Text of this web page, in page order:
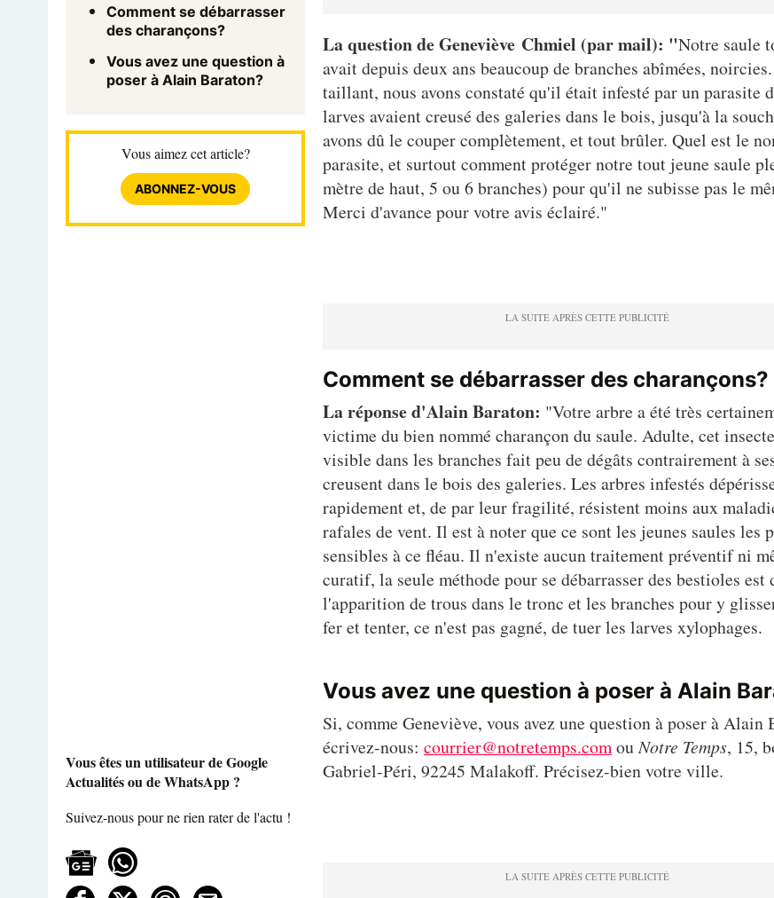
Vous aimez cet article?
ABONNEZ-VOUS
Comment se débarrasser
des charançons?
Vous avez une question à
poser à Alain Baraton?
La question de Geneviève Chmiel (par mail): "Notre saule
avait depuis deux ans beaucoup de branches abîmées,
taillant, nous avons constaté qu'il était infesté par un parasite
larves avaient creusé des galeries dans le bois, jusqu'à la
avons dû le couper complètement, et tout brûler. Quel est le
parasite, et surtout comment protéger notre tout jeune saule
mètre de haut, 5 ou 6 branches) pour qu'il ne subisse pas le
Merci d'avance pour votre avis éclairé."
Comment se débarrasser des charançons?
La réponse d'Alain Baraton: "Votre arbre a été très
victime du bien nommé charançon du saule. Adulte, cet
visible dans les branches fait peu de dégâts contrairement à
creusent dans le bois des galeries. Les arbres infestés
rapidement et, de par leur fragilité, résistent moins aux
rafales de vent. Il est à noter que ce sont les jeunes saules les
sensibles à ce fléau. Il n'existe aucun traitement préventif ni
curatif, la seule méthode pour se débarrasser des bestioles est
l'apparition de trous dans le tronc et les branches pour y
fer et tenter, ce n'est pas gagné, de tuer les larves xylophages.
Vous avez une question à poser à Alain
Si, comme Geneviève, vous avez une question à poser à Alain
écrivez-nous: courrier@notretemps.comouNotre Temps, 15,
Gabriel-Péri, 92245 Malakoff. Précisez-bien votre ville.
Vous êtes un utilisateur de Google
Actualités ou de WhatsApp ?
Suivez-nous pour ne rien rater de l'actu !